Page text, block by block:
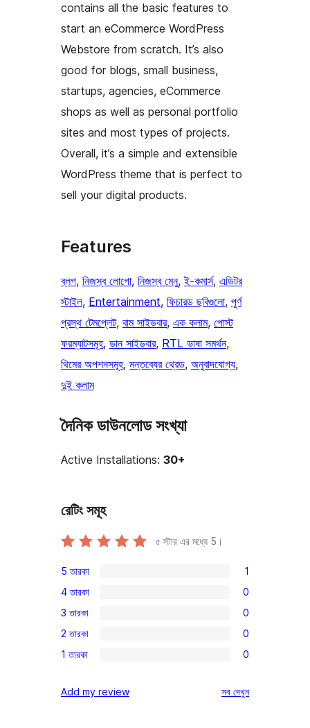
contains all the basic features to
start an eCommerce WordPress
Webstore from scratch. It’s also
good for blogs, small business,
startups, agencies, eCommerce
shops as well as personal portfolio
sites and most types of projects.
Overall, it’s a simple and extensible
WordPress theme that is perfect to
sell your digital products.
Features
ব্লগ, নিজস্ব লোগো, নিজস্ব মেনু, ই-কমার্স, এডিটর
স্টাইল, Entertainment, ফিচারড ছবিগুলো, পূর্ণ
প্রস্থ টেমপ্লেট, বাম সাইডবার, এক কলাম, পোস্ট
ফরম্যাটসমূহ, ডান সাইডবার, RTL ভাষা সমর্থন
থিমের অপশনসমূহ, মন্তব্যের থ্রেড, অনুবাদযোগ্য
দুই কলাম
দৈনিক ডাউনলোড সংখ্যা
Active Installations: 30+
রেটিং সমূহ
৫ স্টার এর মধ্যে 5 ।
1টি
5-
স্টার
রিভিউ
5 তারকা 1
0টি
4-
স্টার
রিভিউ
4 তারকা 0
0টি
3-
স্টার
3 তারকা 0
0টি
2-
রিভিউ
2 তারকা 0
0টি
স্টার
1 তারকা 0
Add my review সবরিভিউ
দেখুন